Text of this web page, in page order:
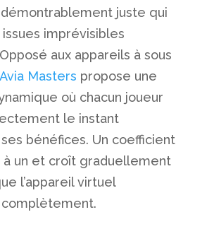
juste qui
imprévisibles
aux appareils à sous
Avia Masters propose une
où chacun joueur
le instant
ses bénéfices. Un coefficient
un et croît graduellement
l’appareil virtuel
complètement.